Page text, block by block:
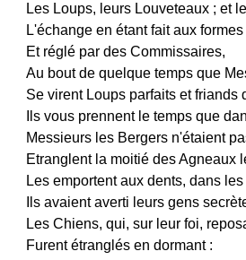
Les Loups, leurs Louveteaux ; et
L'échange en étant fait aux
Et réglé par des Commissaires,
Au bout de quelque temps que
Se virent Loups parfaits et friands
Ils vous prennent le temps que
Messieurs les Bergers n'étaient
Etranglent la moitié des Agneaux
Les emportent aux dents, dans
Ils avaient averti leurs gens
Les Chiens, qui, sur leur foi,
Furent étranglés en dormant :